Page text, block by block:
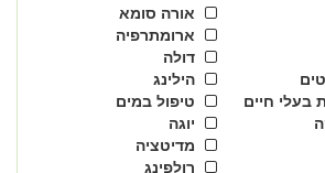
אורה סומא
ארומתרפיה
דולה
הילינג
טיפול במים
בעלי חיים
יוגה
מדיטציה
רולפינג